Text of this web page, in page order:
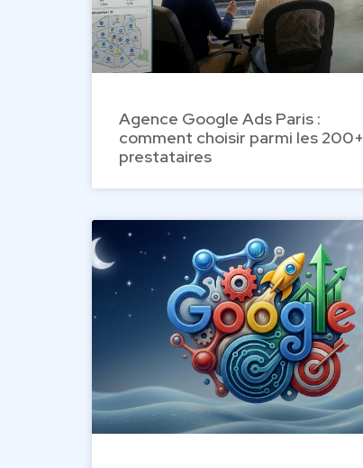
Agence Google Ads Paris :
comment choisir parmi les 200+
prestataires